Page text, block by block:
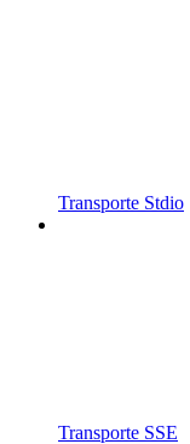
Transporte Stdio
Transporte SSE